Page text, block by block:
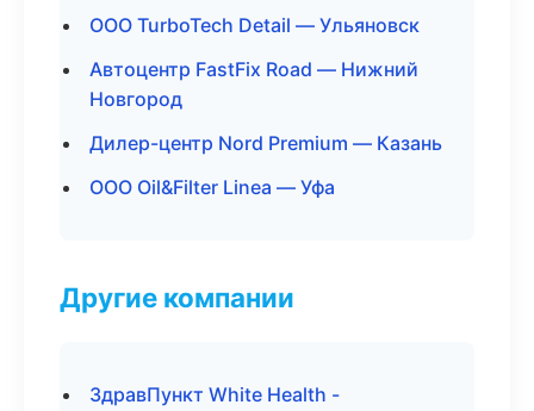
ООО TurboTech Detail — Ульяновск
Автоцентр FastFix Road — Нижний
Новгород
Дилер-центр Nord Premium — Казань
ООО Oil&Filter Linea — Уфа
Другие компании
ЗдравПункт White Health -